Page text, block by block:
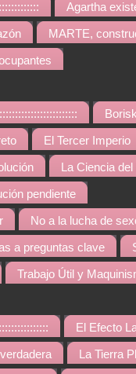
Agartha
MARTE,
El Tercer Imperio
La Ciencia
pendiente
No a la lucha de
a preguntas clave
Trabajo Útil y
El Efecto
verdadera La Tierra